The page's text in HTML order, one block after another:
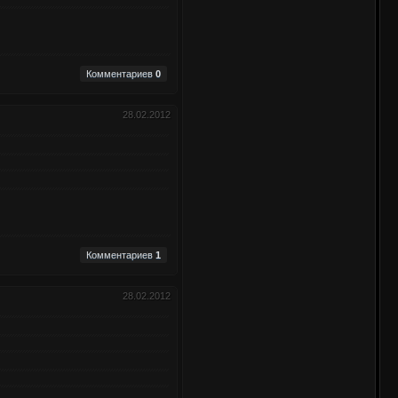
Комментариев 0
28.02.2012
Комментариев 1
28.02.2012